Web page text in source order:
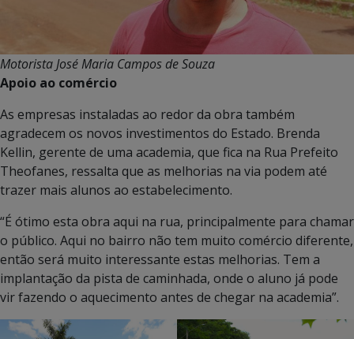
Motorista José Maria Campos de Souza
Apoio ao comércio
As empresas instaladas ao redor da obra também
agradecem os novos investimentos do Estado. Brenda
Kellin, gerente de uma academia, que fica na Rua Prefeito
Theofanes, ressalta que as melhorias na via podem até
trazer mais alunos ao estabelecimento.
“É ótimo esta obra aqui na rua, principalmente para chamar
o público. Aqui no bairro não tem muito comércio diferente,
então será muito interessante estas melhorias. Tem a
implantação da pista de caminhada, onde o aluno já pode
vir fazendo o aquecimento antes de chegar na academia”.